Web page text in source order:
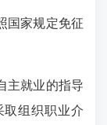
家规定免征
就业的指导
取组织职业介